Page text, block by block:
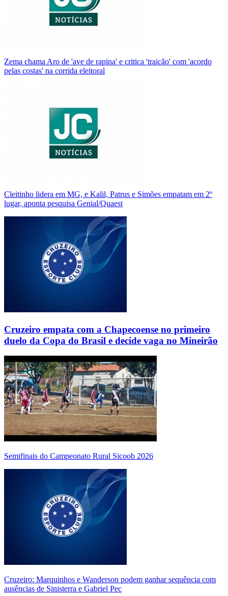
Zema chama Aro de 'ave de rapina' e critica 'traição' com 'acordo
pelas costas' na corrida eleitoral
Cleitinho lidera em MG, e Kalil, Patrus e Simões empatam em 2º
lugar, aponta pesquisa Genial/Quaest
Cruzeiro empata com a Chapecoense no primeiro
duelo da Copa do Brasil e decide vaga no Mineirão
Semifinais do Campeonato Rural Sicoob 2026
Cruzeiro: Marquinhos e Wanderson podem ganhar sequência com
ausências de Sinisterra e Gabriel Pec